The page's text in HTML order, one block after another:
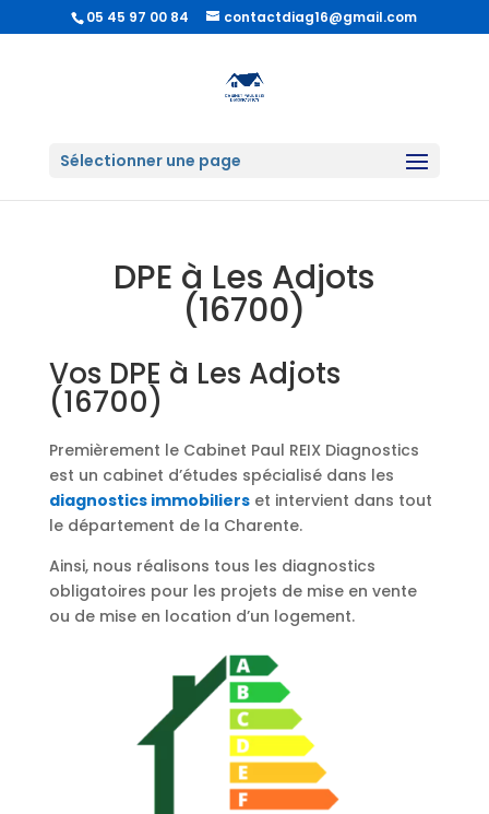
05 45 97 00 84 contactdiag16@gmail.com
Sélectionner une page
DPE à Les Adjots
(16700)
Vos DPE à Les Adjots
(16700)
Premièrement le Cabinet Paul REIX Diagnostics
est un cabinet d’études spécialisé dans les
diagnostics immobilierset intervient dans tout
le département de la Charente.
Ainsi, nous réalisons tous les diagnostics
obligatoires pour les projets de mise en vente
ou de mise en location d’un logement.